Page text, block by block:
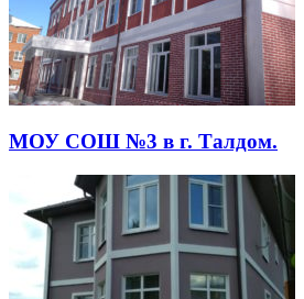
МОУ СОШ №3 в г. Талдом.